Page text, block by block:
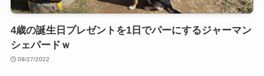
4歳の誕生日プレゼントを1日でパーにするジャーマン
シェパードｗ
09/27/2022